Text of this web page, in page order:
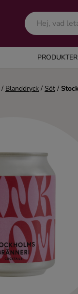
PRODUKTER
/ Blanddryck / Söt /